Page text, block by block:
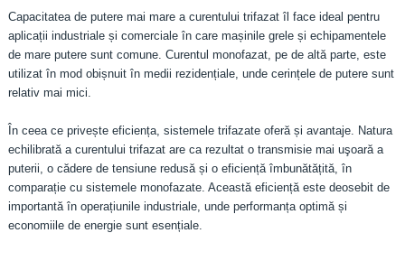
Capacitatea de putere mai mare a curentului trifazat îl face ideal pentru
aplicații industriale și comerciale în care mașinile grele și echipamentele
de mare putere sunt comune. Curentul monofazat, pe de altă parte, este
utilizat în mod obișnuit în medii rezidențiale, unde cerințele de putere sunt
relativ mai mici.
În ceea ce privește eficiența, sistemele trifazate oferă și avantaje. Natura
echilibrată a curentului trifazat are ca rezultat o transmisie mai uşoară a
puterii, o cădere de tensiune redusă și o eficiență îmbunătățită, în
comparație cu sistemele monofazate. Această eficiență este deosebit de
importantă în operațiunile industriale, unde performanța optimă și
economiile de energie sunt esențiale.